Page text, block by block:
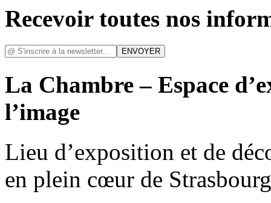
Recevoir toutes nos
La Chambre – Espace
l’image
Lieu d’exposition et de
en plein cœur de Strasbourg